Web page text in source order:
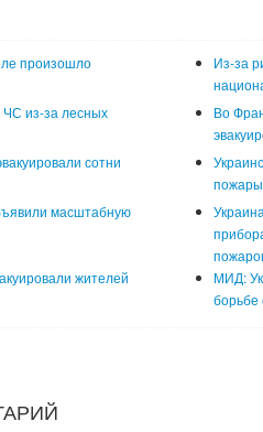
произошло
Из-за
из-за лесных
Во
сотни
масштабную
жителей
МИД:
борьбе